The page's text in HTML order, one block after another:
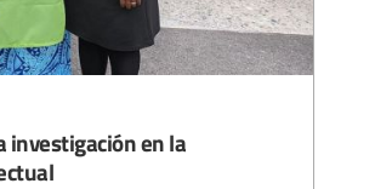
investigación en la